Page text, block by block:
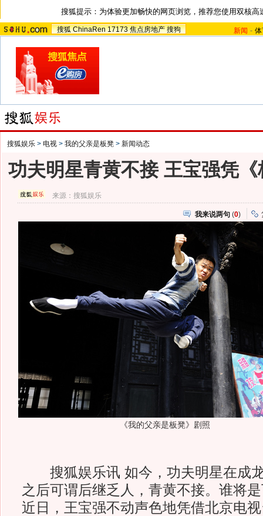
搜狐提示：为体验更加畅快的网页浏览，推荐您使用双核高
搜狐 ChinaRen 17173 焦点房地产 搜狗 新闻 -
搜狐娱乐 > 电视 > 我的父亲是板凳 > 新闻动态
功夫明星青黄不接 王宝强凭
来源：搜狐娱乐
我来说两句 (0)
《我的父亲是板凳》剧照
搜狐娱乐讯 如今，功夫明星在成
之后可谓后继乏人，青黄不接。谁将
近日，王宝强不动声色地凭借北京电